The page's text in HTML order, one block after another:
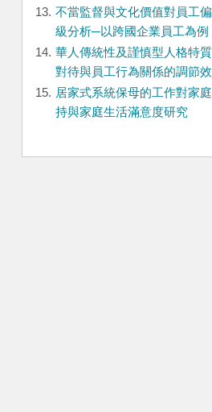
13. 不當監督與文化價值對員工
級分析─以跨國企業員工為例
14. 華人傳統性及謹慎型人格特
對待與員工行為關係的調節
15. 居家式系統保母的工作對家
持與家庭生活滿意度研究